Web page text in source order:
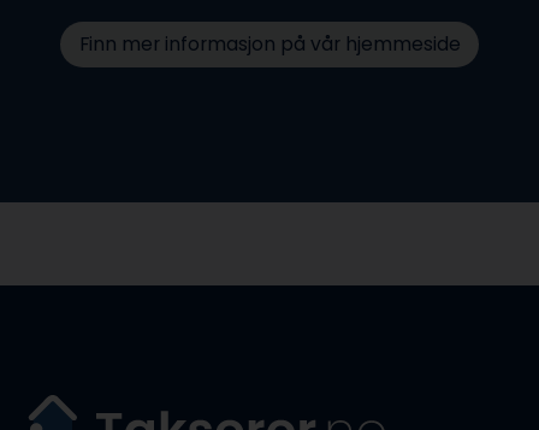
Finn mer informasjon på vår hjemmeside